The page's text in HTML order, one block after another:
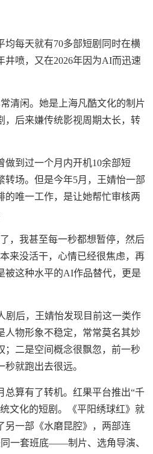
均每天就有70多部短剧同时在横
井喷，又在2026年因为AI而迅速
清闲。她是上海凡酷文化的制片
，后来嫌传统影视周期太长，转
做到过一个月内开机10余部短
转场。但是今年5月，王婧怡一部
的唯一工作，是让她帮忙审核两
，我甚至每一秒都想暂停，然后
来没活干，心情已经很焦虑，再
被这种水平的AI作品替代，更是
剧后，王婧怡发现目前这一类作
人物形象不稳定，常常莫名其妙
；二是空间概念很飘忽，前一秒
就跑出去很远。
总算有了转机。红果平台推出“千
文化的短剧。《平阳绣球红》就
另一部《水磨昆腔》，两部连
一套班底——制片、选角导演、